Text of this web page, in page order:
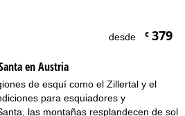
desde €379
en Austria
de esquí como el Zillertal y el
para esquiadores y
las montañas resplandecen de sol